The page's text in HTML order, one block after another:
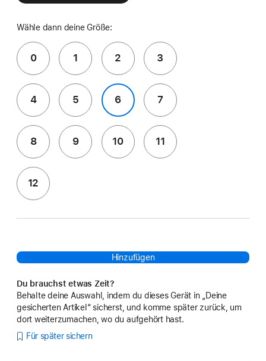
Wähle dann deine Größe:
0 1 2 3
4 5 6 7
8 9 10 11
12
Hinzufügen
Du brauchst etwas Zeit?
Behalte deine Auswahl, indem du dieses Gerät in „Deine
gesicherten Artikel“ sicherst, und komme später zurück, um
dort weiterzumachen, wo du aufgehört hast.
Für später sichern